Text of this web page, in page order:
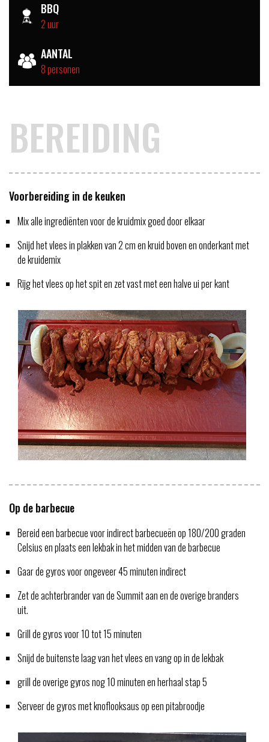
BBQ
2 uur
AANTAL
8 personen
BEREIDING
Voorbereiding in de keuken
Mix alle ingrediënten voor de kruidmix goed door elkaar
Snijd het vlees in plakken van 2 cm en kruid boven en onderkant met
de kruidemix
Rijg het vlees op het spit en zet vast met een halve ui per kant
Op de barbecue
Bereid een barbecue voor indirect barbecueën op 180/200 graden
Celsius en plaats een lekbak in het midden van de barbecue
Gaar de gyros voor ongeveer 45 minuten indirect
Zet de achterbrander van de Summit aan en de overige branders
uit.
Grill de gyros voor 10 tot 15 minuten
Snijd de buitenste laag van het vlees en vang op in de lekbak
grill de overige gyros nog 10 minuten en herhaal stap 5
Serveer de gyros met knoflooksaus op een pitabroodje